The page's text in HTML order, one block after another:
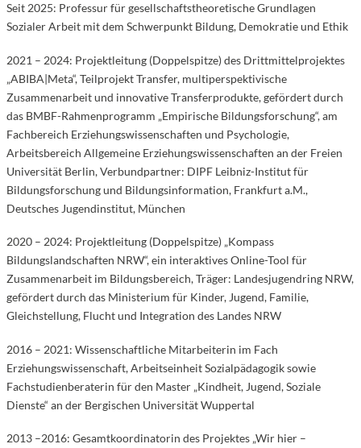
Seit 2025: Professur für gesellschaftstheoretische Grundlagen
Sozialer Arbeit mit dem Schwerpunkt Bildung, Demokratie und Ethik
2021 – 2024: Projektleitung (Doppelspitze) des Drittmittelprojektes
„ABIBA|Meta“, Teilprojekt Transfer, multiperspektivische
Zusammenarbeit und innovative Transferprodukte, gefördert durch
das BMBF-Rahmenprogramm „Empirische Bildungsforschung“, am
Fachbereich Erziehungswissenschaften und Psychologie,
Arbeitsbereich Allgemeine Erziehungswissenschaften an der Freien
Universität Berlin, Verbundpartner: DIPF Leibniz-Institut für
Bildungsforschung und Bildungsinformation, Frankfurt a.M.,
Deutsches Jugendinstitut, München
2020 – 2024: Projektleitung (Doppelspitze) „Kompass
Bildungslandschaften NRW“, ein interaktives Online-Tool für
Zusammenarbeit im Bildungsbereich, Träger: Landesjugendring NRW,
gefördert durch das Ministerium für Kinder, Jugend, Familie,
Gleichstellung, Flucht und Integration des Landes NRW
2016 – 2021: Wissenschaftliche Mitarbeiterin im Fach
Erziehungswissenschaft, Arbeitseinheit Sozialpädagogik sowie
Fachstudienberaterin für den Master „Kindheit, Jugend, Soziale
Dienste“ an der Bergischen Universität Wuppertal
2013 –2016: Gesamtkoordinatorin des Projektes „Wir hier –